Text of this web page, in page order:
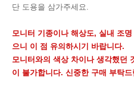
단 도용을 삼가주세요.
모니터 기종이나 해상도, 실내 조
으니 이 점 유의하시기 바랍니다.
모니터와의 색상 차이나 생각했던
이 불가합니다. 신중한 구매 부탁드